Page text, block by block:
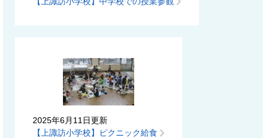
2025年6月11日更新
【上諏訪小学校】ピクニック給食